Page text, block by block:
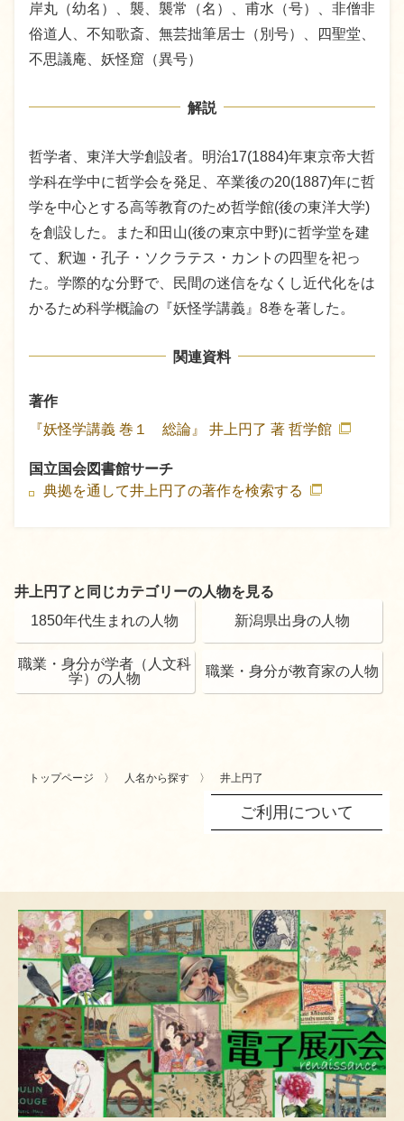
岸丸（幼名）、襲、襲常（名）、甫水（号）、非僧非
俗道人、不知歌斎、無芸拙筆居士（別号）、四聖堂、
不思議庵、妖怪窟（異号）
解説
哲学者、東洋大学創設者。明治17(1884)年東京帝大哲
学科在学中に哲学会を発足、卒業後の20(1887)年に哲
学を中心とする高等教育のため哲学館(後の東洋大学)
を創設した。また和田山(後の東京中野)に哲学堂を建
て、釈迦・孔子・ソクラテス・カントの四聖を祀っ
た。学際的な分野で、民間の迷信をなくし近代化をは
かるため科学概論の『妖怪学講義』8巻を著した。
関連資料
著作
『妖怪学講義 巻１ 総論』
井上円了 著 哲学館
国立国会図書館サーチ
典拠を通して井上円了の著作を検索する
井上円了と同じカテゴリーの人物を見る
1850年代生まれの人物
新潟県出身の人物
職業・身分が学者（人文科
学）の人物
職業・身分が教育家の人物
トップページ 人名から探す 井上円了
ご利用について